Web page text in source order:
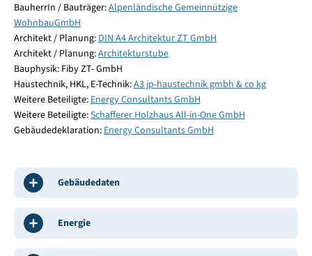
BauherrIn / Bauträger:Alpenländische Gemeinnützige
WohnbauGmbH
Architekt / Planung:DIN A4 Architektur ZT GmbH
Architekt / Planung:Architekturstube
Bauphysik: Fiby ZT- GmbH
Haustechnik, HKL, E-Technik:A3 jp-haustechnik gmbh & co kg
Weitere Beteiligte:Energy Consultants GmbH
Weitere Beteiligte:Schafferer Holzhaus All-in-One GmbH
Gebäudedeklaration:Energy Consultants GmbH
Gebäudedaten
Energie